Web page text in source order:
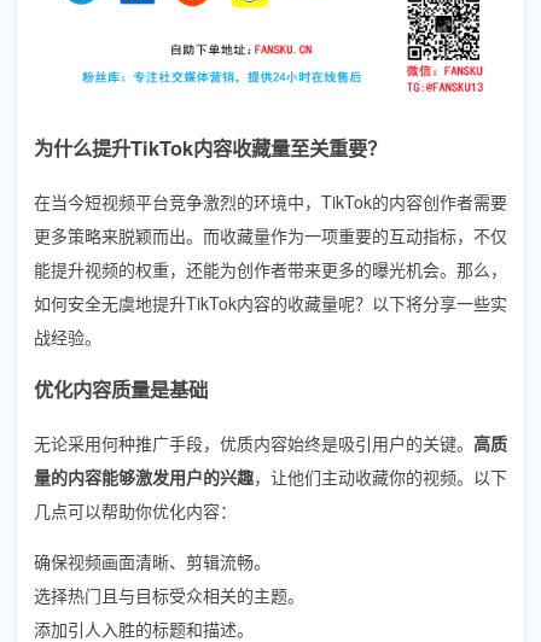
为什么提升TikTok内容收藏量至关重要？
在当今短视频平台竞争激烈的环境中，TikTok的内容创作者需要
更多策略来脱颖而出。而收藏量作为一项重要的互动指标，不仅
能提升视频的权重，还能为创作者带来更多的曝光机会。那么，
如何安全无虞地提升TikTok内容的收藏量呢？以下将分享一些实
战经验。
优化内容质量是基础
无论采用何种推广手段，优质内容始终是吸引用户的关键。 高质
量的内容能够激发用户的兴趣，让他们主动收藏你的视频。以下
几点可以帮助你优化内容：
确保视频画面清晰、剪辑流畅。
选择热门且与目标受众相关的主题。
添加引人入胜的标题和描述。